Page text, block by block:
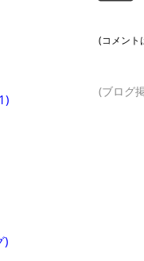
)
(コメント
(ブログ